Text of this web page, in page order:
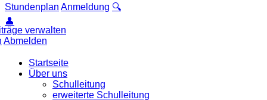
Stundenplan Anmeldung 🔍
👤
verwalten
Abmelden
Startseite
Über uns
Schulleitung
erweiterte Schulleitung